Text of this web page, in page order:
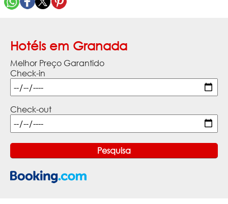
Hotéis em Granada
Melhor Preço Garantido
Check-in
Check-out